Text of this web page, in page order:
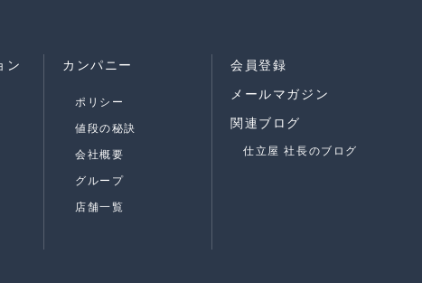
ン カンパニー
ポリシー
値段の秘訣
会社概要
グループ
店舗一覧
会員登録
メールマガジン
関連ブログ
仕立屋 社長のブログ